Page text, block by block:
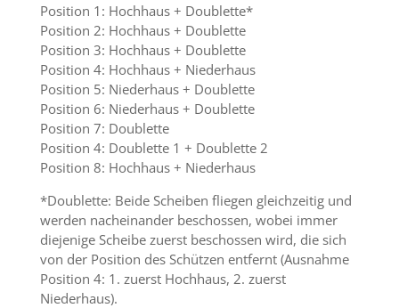
Position 1: Hochhaus + Doublette*
Position 2: Hochhaus + Doublette
Position 3: Hochhaus + Doublette
Position 4: Hochhaus + Niederhaus
Position 5: Niederhaus + Doublette
Position 6: Niederhaus + Doublette
Position 7: Doublette
Position 4: Doublette 1 + Doublette 2
Position 8: Hochhaus + Niederhaus
*Doublette: Beide Scheiben fliegen gleichzeitig und
werden nacheinander beschossen, wobei immer
diejenige Scheibe zuerst beschossen wird, die sich
von der Position des Schützen entfernt (Ausnahme
Position 4: 1. zuerst Hochhaus, 2. zuerst
Niederhaus).